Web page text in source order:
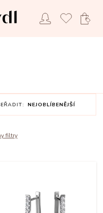
NEJOBLÍBENĚJŠÍ
filtry